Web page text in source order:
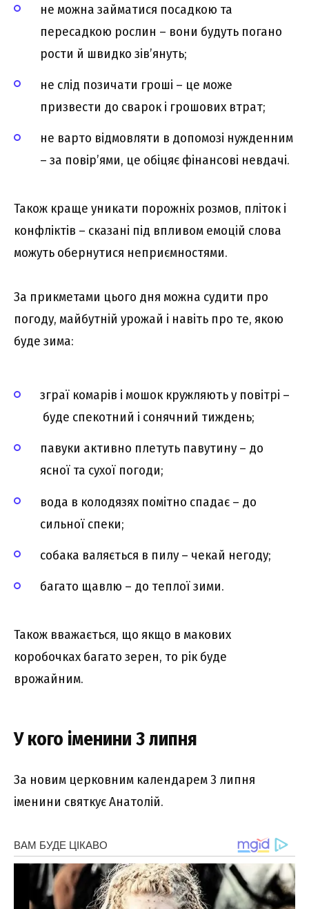
не можна займатися посадкою та
пересадкою рослин – вони будуть погано
рости й швидко зів’януть;
не слід позичати гроші – це може
призвести до сварок і грошових втрат;
не варто відмовляти в допомозі нужденним
– за повір’ями, це обіцяє фінансові невдачі.
Також краще уникати порожніх розмов, пліток і
конфліктів – сказані під впливом емоцій слова
можуть обернутися неприємностями.
За прикметами цього дня можна судити про
погоду, майбутній урожай і навіть про те, якою
буде зима:
зграї комарів і мошок кружляють у повітрі –
буде спекотний і сонячний тиждень;
павуки активно плетуть павутину – до
ясної та сухої погоди;
вода в колодязях помітно спадає – до
сильної спеки;
собака валяється в пилу – чекай негоду;
багато щавлю – до теплої зими.
Також вважається, що якщо в макових
коробочках багато зерен, то рік буде
врожайним.
У кого іменини 3 липня
За новим церковним календарем 3 липня
іменини святкує Анатолій.